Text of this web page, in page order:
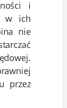
i
w ich
nie
przez